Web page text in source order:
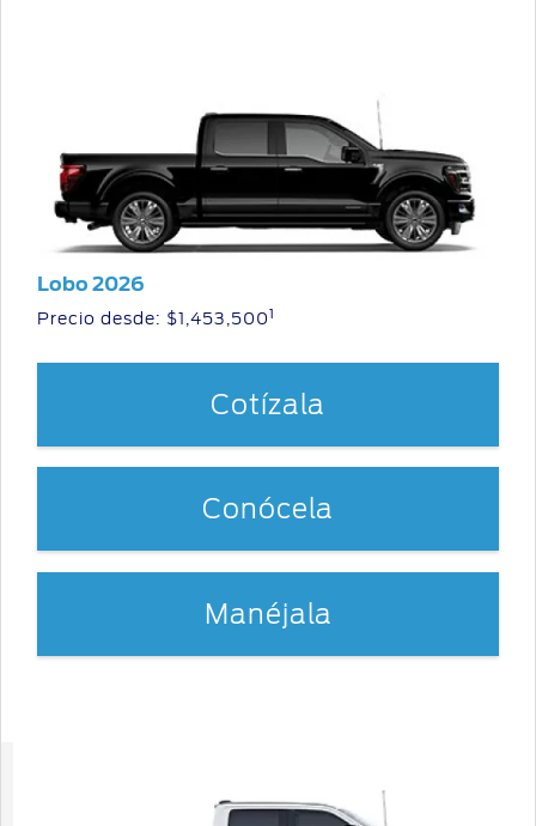
Lobo 2026
Precio desde: $1,453,500
Cotízala
Conócela
Manéjala